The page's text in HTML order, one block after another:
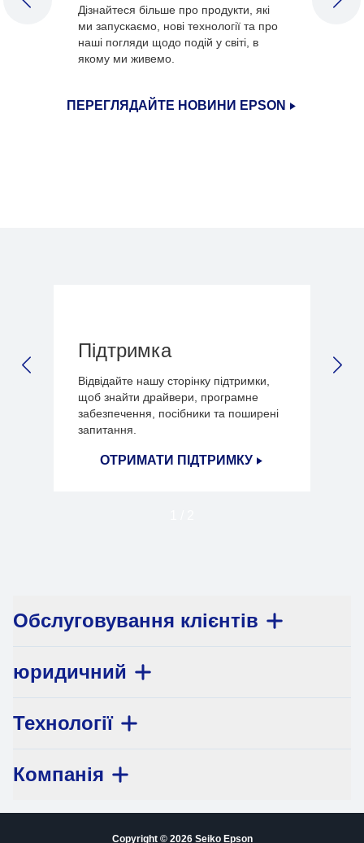
Дізнайтеся більше про продукти, які
ми запускаємо, нові технології та про
наші погляди щодо подій у світі, в
якому ми живемо.
ПЕРЕГЛЯДАЙТЕ НОВИНИ EPSON
PREVIOUS SLIDE
Підтримка
Відвідайте нашу сторінку підтримки,
щоб знайти драйвери, програмне
забезпечення, посібники та поширені
запитання.
ОТРИМАТИ ПІДТРИМКУ
PREVIOUS SLIDE
Обслуговування клієнтів
юридичний
Технології
Компанія
Copyright © 2026 Seiko Epson